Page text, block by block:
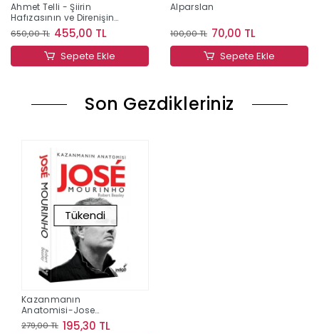
Ahmet Telli - Şiirin
Hafızasının ve Direnişin
İzinde Bir Yaşam
650,00 TL 455,00 TL
Sepete Ekle
Alparslan
100,00 TL 70,00 TL
Sepete Ekle
Son Gezdikleriniz
Tükendi
Kazanmanın
Anatomisi-Jose
Mourinho
279,00 TL 195,30 TL